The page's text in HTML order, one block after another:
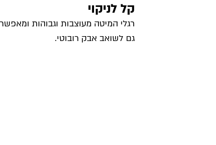
קל לניקוי
רגלי המיטה מעוצבות וגבוהות
גם לשואב אבק רובוטי.